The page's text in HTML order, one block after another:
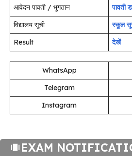
आवेदन पावती / भुगतान
पावती
विद्यालय सूची
स्कूल
Result
देखें
WhatsApp
Telegram
Instagram
EXAM